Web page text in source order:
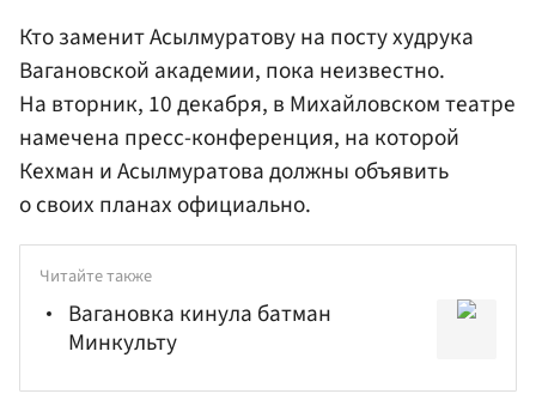
Кто заменит Асылмуратову на посту худрука
Вагановской академии, пока неизвестно.
На вторник, 10 декабря, в Михайловском театре
намечена пресс-конференция, на которой
Кехман и Асылмуратова должны объявить
о своих планах официально.
Читайте также
Вагановка кинула батман
Минкульту